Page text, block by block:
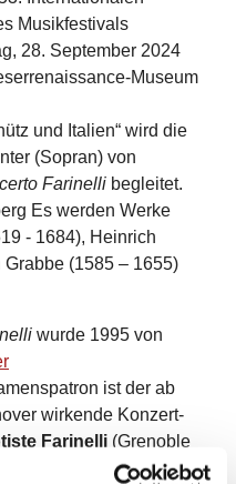
Musikfestivals
28. September 2024
Museum
und Italien“ wird die
(Sopran) von
Farinelli begleitet.
Es werden Werke
- 1684), Heinrich
(1585 – 1655)
wurde 1995 von
ist der ab
wirkende Konzert-
Farinelli (Grenoble